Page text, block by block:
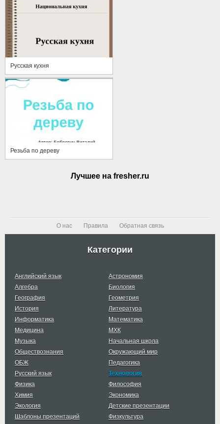
Русская кухня
Резьба по дереву
Лучшее на fresher.ru
О нас Правила Обратная связь
Категории
Английский язык
Астрономия
Алгебра
Биология
География
Геометрия
История
Литература
Информатика
Математика
Медицина
МХК
Музыка
Начальная школа
Обществознания
Окружающий мир
ОБЖ
Педагогика
Русский язык
Технология
Физика
Философия
Химия
Экономика
Экология
Детские презентации
Шаблоны презентаций
Физкультура